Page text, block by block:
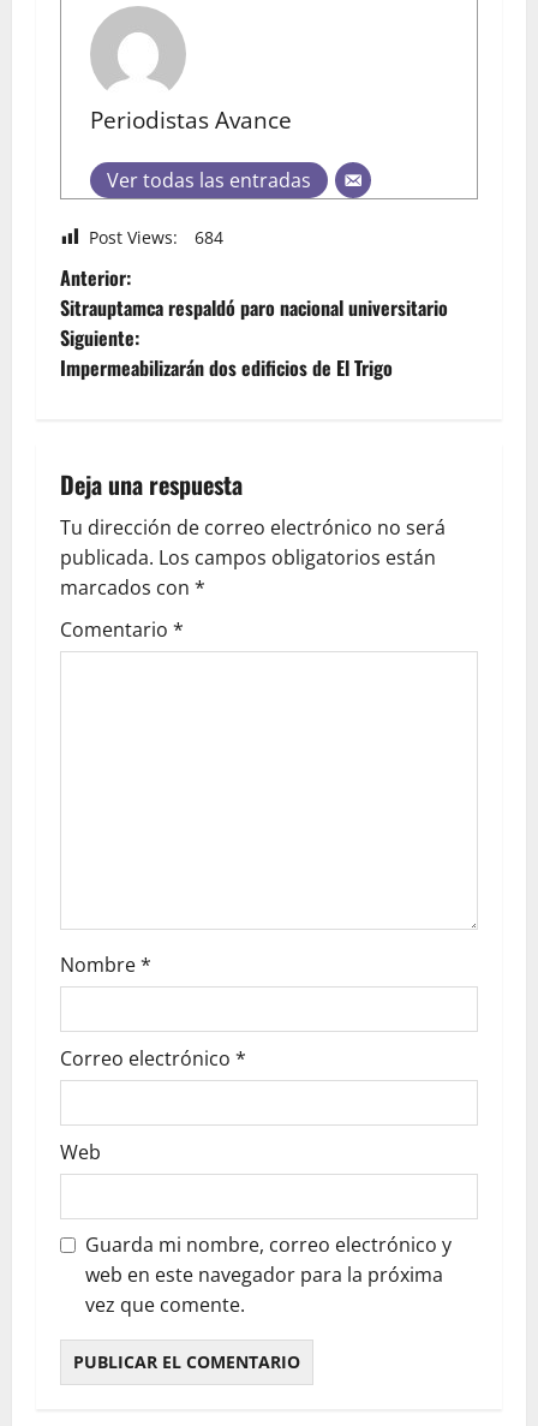
Periodistas Avance
Ver todas las entradas
Post Views: 684
Anterior:
Sitrauptamca respaldó paro nacional universitario
Siguiente:
Impermeabilizarán dos edificios de El Trigo
Deja una respuesta
Tu dirección de correo electrónico no será
publicada. Los campos obligatorios están
marcados con *
Comentario *
Nombre*
Correo electrónico *
Web
Guarda mi nombre, correo electrónico y
web en este navegador para la próxima
vez que comente.